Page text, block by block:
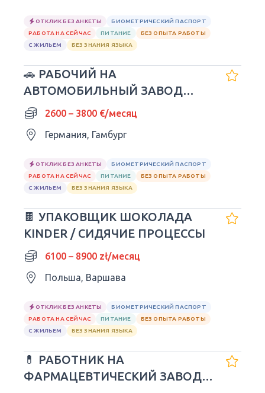
ОТКЛИК БЕЗ АНКЕТЫ
БИОМЕТРИЧЕСКИЙ ПАСПОРТ
РАБОТА НА СЕЙЧАС
ПИТАНИЕ
БЕЗ ОПЫТА РАБОТЫ
С ЖИЛЬЕМ
БЕЗ ЗНАНИЯ ЯЗЫКА
🚗 РАБОЧИЙ НА
АВТОМОБИЛЬНЫЙ ЗАВОД
VOLKSWAGEN
2600 – 3800 €/месяц
Германия, Гамбург
ОТКЛИК БЕЗ АНКЕТЫ
БИОМЕТРИЧЕСКИЙ ПАСПОРТ
РАБОТА НА СЕЙЧАС
ПИТАНИЕ
БЕЗ ОПЫТА РАБОТЫ
С ЖИЛЬЕМ
БЕЗ ЗНАНИЯ ЯЗЫКА
🍫 УПАКОВЩИК ШОКОЛАДА
KINDER / СИДЯЧИЕ ПРОЦЕССЫ
6100 – 8900 zł/месяц
Польша, Варшава
ОТКЛИК БЕЗ АНКЕТЫ
БИОМЕТРИЧЕСКИЙ ПАСПОРТ
РАБОТА НА СЕЙЧАС
ПИТАНИЕ
БЕЗ ОПЫТА РАБОТЫ
С ЖИЛЬЕМ
БЕЗ ЗНАНИЯ ЯЗЫКА
💊 РАБОТНИК НА
ФАРМАЦЕВТИЧЕСКИЙ ЗАВОД В